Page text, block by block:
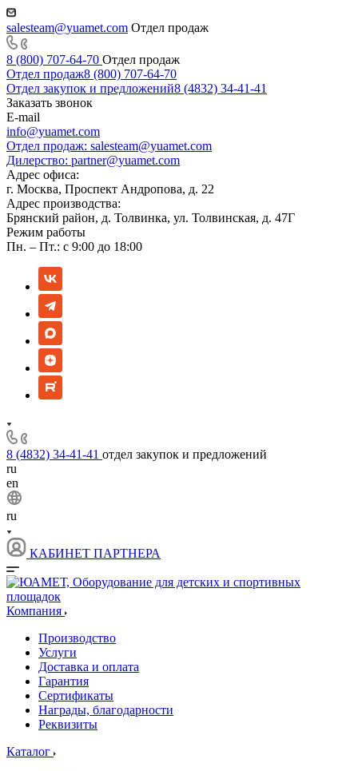
salesteam@yuamet.com Отдел продаж
8 (800) 707-64-70 Отдел продаж
Отдел продаж8 (800) 707-64-70
Отдел закупок и предложений8 (4832) 34-41-41
Заказать звонок
E-mail
info@yuamet.com
Отдел продаж: salesteam@yuamet.com
Дилерство: partner@yuamet.com
Адрес офиса:
г. Москва, Проспект Андропова, д. 22
Адрес производства:
Брянский район, д. Толвинка, ул. Толвинская, д. 47Г
Режим работы
Пн. – Пт.: с 9:00 до 18:00
8 (4832) 34-41-41 отдел закупок и предложений
ru
en
ru
КАБИНЕТ ПАРТНЕРА
Компания
Производство
Услуги
Доставка и оплата
Гарантия
Сертификаты
Награды, благодарности
Реквизиты
Каталог